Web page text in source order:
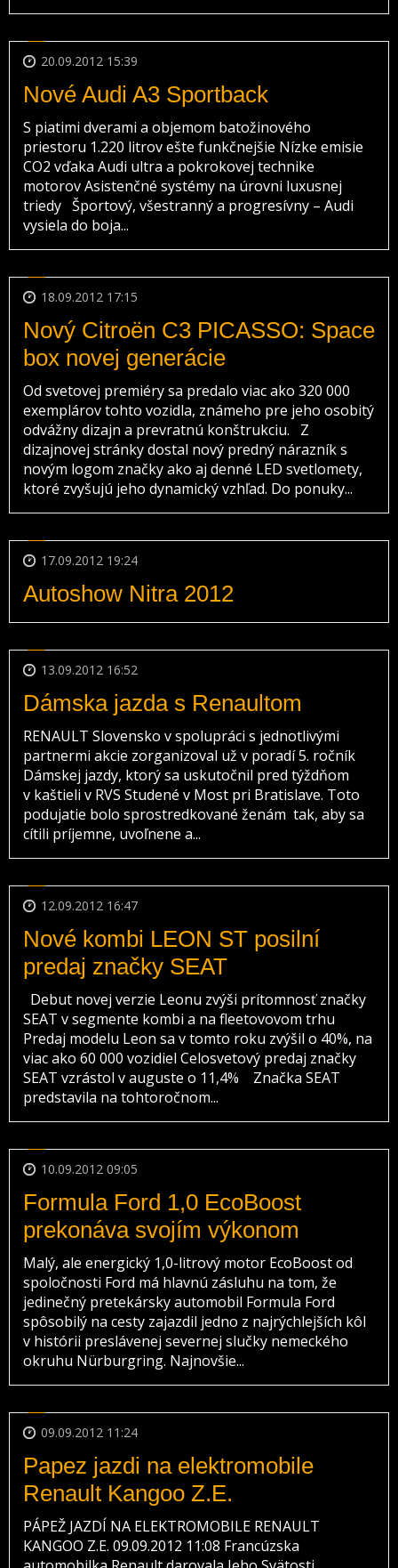
20.09.2012 15:39
Nové Audi A3 Sportback
S piatimi dverami a objemom batožinového
priestoru 1.220 litrov ešte funkčnejšie Nízke emisie
CO2 vďaka Audi ultra a pokrokovej technike
motorov Asistenčné systémy na úrovni luxusnej
triedy Športový, všestranný a progresívny – Audi
vysiela do boja...
18.09.2012 17:15
Nový Citroën C3 PICASSO: Space
box novej generácie
Od svetovej premiéry sa predalo viac ako 320 000
exemplárov tohto vozidla, známeho pre jeho osobitý
odvážny dizajn a prevratnú konštrukciu. Z
dizajnovej stránky dostal nový predný nárazník s
novým logom značky ako aj denné LED svetlomety,
ktoré zvyšujú jeho dynamický vzhľad. Do ponuky...
17.09.2012 19:24
Autoshow Nitra 2012
13.09.2012 16:52
Dámska jazda s Renaultom
RENAULT Slovensko v spolupráci s jednotlivými
partnermi akcie zorganizoval už v poradí 5. ročník
Dámskej jazdy, ktorý sa uskutočnil pred týždňom
v kaštieli v RVS Studené v Most pri Bratislave. Toto
podujatie bolo sprostredkované ženám tak, aby sa
cítili príjemne, uvoľnene a...
12.09.2012 16:47
Nové kombi LEON ST posilní
predaj značky SEAT
Debut novej verzie Leonu zvýši prítomnosť značky
SEAT v segmente kombi a na fleetovovom trhu
Predaj modelu Leon sa v tomto roku zvýšil o 40%, na
viac ako 60 000 vozidiel Celosvetový predaj značky
SEAT vzrástol v auguste o 11,4% Značka SEAT
predstavila na tohtoročnom...
10.09.2012 09:05
Formula Ford 1,0 EcoBoost
prekonáva svojím výkonom
Malý, ale energický 1,0-litrový motor EcoBoost od
spoločnosti Ford má hlavnú zásluhu na tom, že
jedinečný pretekársky automobil Formula Ford
spôsobilý na cesty zajazdil jedno z najrýchlejších kôl
v histórii preslávenej severnej slučky nemeckého
okruhu Nürburgring. Najnovšie...
09.09.2012 11:24
Papez jazdi na elektromobile
Renault Kangoo Z.E.
PÁPEŽ JAZDÍ NA ELEKTROMOBILE RENAULT
KANGOO Z.E. 09.09.2012 11:08 Francúzska